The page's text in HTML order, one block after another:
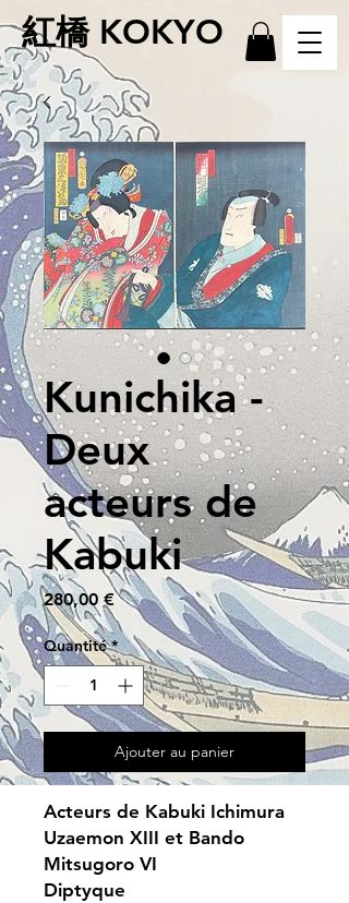
紅橋 KOKYO
Kunichika -
Deux
acteurs de
Kabuki
280,00 €Prix
Quantité *
Ajouter au panier
Acteurs de Kabuki Ichimura
Uzaemon XIII et Bando
Mitsugoro VI
Diptyque